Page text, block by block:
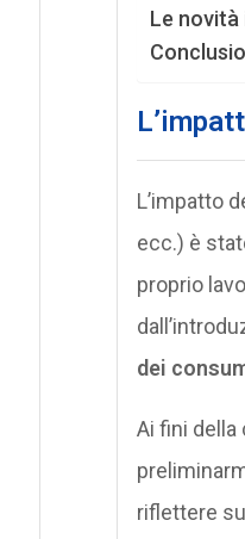
Le
L’impatto
ecc.) è
proprio
dei
Ai fini
riflettere